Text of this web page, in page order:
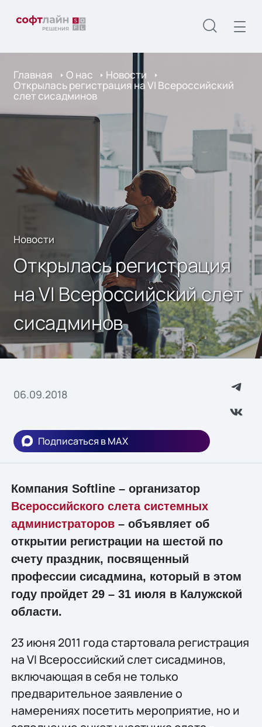
Главная О нас Новости
Открылась регистрация на VI Всероссийский
слет сисадминов
Новости
Открылась регистрация
на VI Всероссийский слет
сисадминов
06.09.2018
Подписаться в MAX
Компания Softline – организатор
Всероссийского слета системных
администраторов– объявляет об
открытии регистрации на шестой по
счету праздник, посвященный
профессии сисадмина, который в этом
году пройдет 29 – 31 июля в Калужской
области.
23 июня 2011 года стартовала регистрация
на VI Всероссийский слет сисадминов,
включающая в себя не только
предварительное заявление о
намерениях посетить мероприятие, но и